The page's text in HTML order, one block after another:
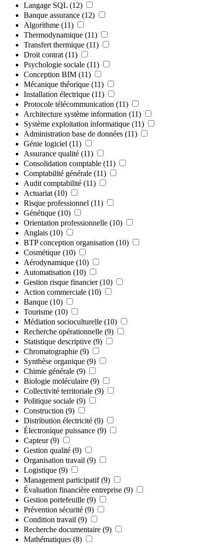
Langage SQL (12)
Banque assurance (12)
Algorithme (11)
Thermodynamique (11)
Transfert thermique (11)
Droit contrat (11)
Psychologie sociale (11)
Conception BIM (11)
Mécanique théorique (11)
Installation électrique (11)
Protocole télécommunication (11)
Architecture système information (11)
Système exploitation informatique (11)
Administration base de données (11)
Génie logiciel (11)
Assurance qualité (11)
Consolidation comptable (11)
Comptabilité générale (11)
Audit comptabilité (11)
Actuariat (10)
Risque professionnel (11)
Génétique (10)
Orientation professionnelle (10)
Anglais (10)
BTP conception organisation (10)
Cosmétique (10)
Aérodynamique (10)
Automatisation (10)
Gestion risque financier (10)
Action commerciale (10)
Banque (10)
Tourisme (10)
Médiation socioculturelle (10)
Recherche opérationnelle (9)
Statistique descriptive (9)
Chromatographie (9)
Synthèse organique (9)
Chimie générale (9)
Biologie moléculaire (9)
Collectivité territoriale (9)
Politique sociale (9)
Construction (9)
Distribution électricité (9)
Électronique puissance (9)
Capteur (9)
Gestion qualité (9)
Organisation travail (9)
Logistique (9)
Management participatif (9)
Évaluation financière entreprise (9)
Gestion portefeuille (9)
Prévention sécurité (9)
Condition travail (9)
Recherche documentaire (9)
Mathématiques (8)